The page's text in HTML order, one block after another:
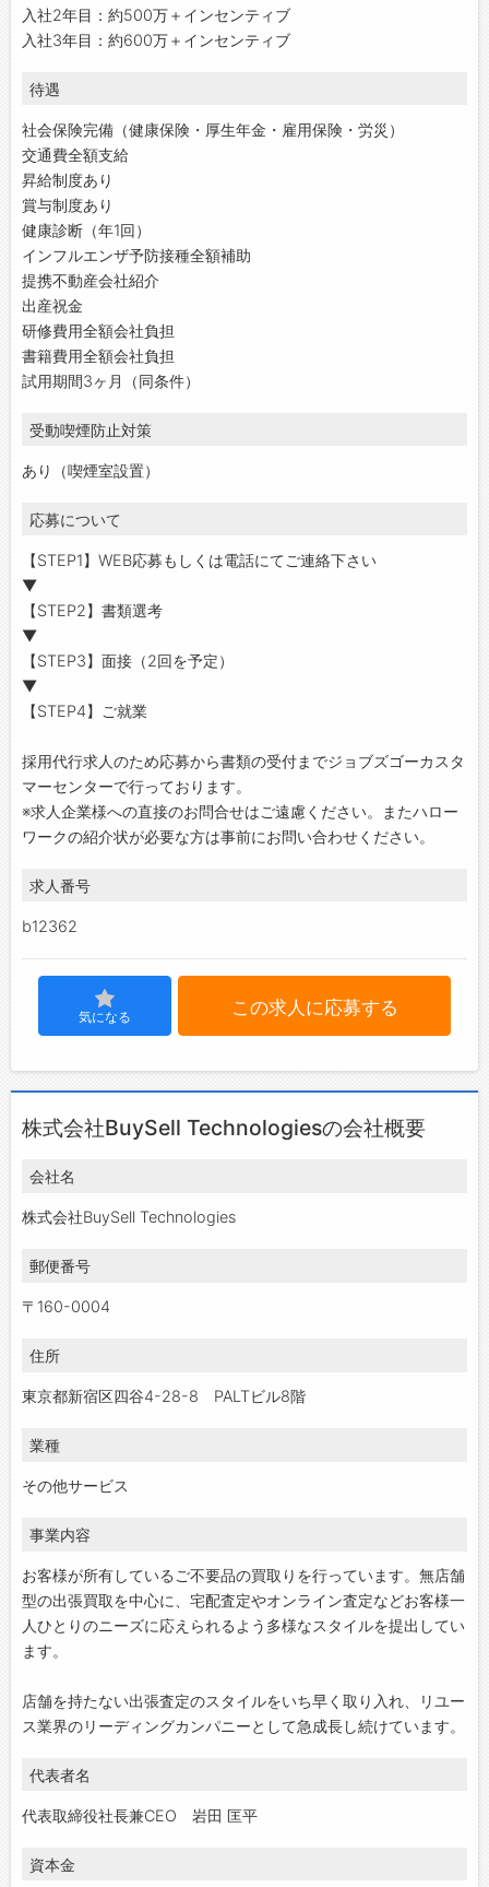
⼊社2年⽬：約500万＋インセンティブ
⼊社3年⽬：約600万＋インセンティブ
待遇
社会保険完備（健康保険・厚生年金・雇用保険・労災）
交通費全額支給
昇給制度あり
賞与制度あり
健康診断（年1回）
インフルエンザ予防接種全額補助
提携不動産会社紹介
出産祝金
研修費用全額会社負担
書籍費用全額会社負担
試用期間3ヶ月（同条件）
受動喫煙防止対策
あり（喫煙室設置）
応募について
【STEP1】WEB応募もしくは電話にてご連絡下さい
▼
【STEP2】書類選考
▼
【STEP3】面接（2回を予定）
▼
【STEP4】ご就業
採用代行求人のため応募から書類の受付までジョブズゴーカスタ
マーセンターで行っております。
※求人企業様への直接のお問合せはご遠慮ください。またハロー
ワークの紹介状が必要な方は事前にお問い合わせください。
求人番号
b12362
気になる この求人に応募する
株式会社BuySell Technologiesの会社概要
会社名
株式会社BuySell Technologies
郵便番号
〒160-0004
住所
東京都新宿区四谷4-28-8 PALTビル8階
業種
その他サービス
事業内容
お客様が所有しているご不要品の買取りを行っています。無店舗
型の出張買取を中心に、宅配査定やオンライン査定などお客様一
人ひとりのニーズに応えられるよう多様なスタイルを提出してい
ます。
店舗を持たない出張査定のスタイルをいち早く取り入れ、リユー
ス業界のリーディングカンパニーとして急成長し続けています。
代表者名
代表取締役社長兼CEO 岩田 匡平
資本金